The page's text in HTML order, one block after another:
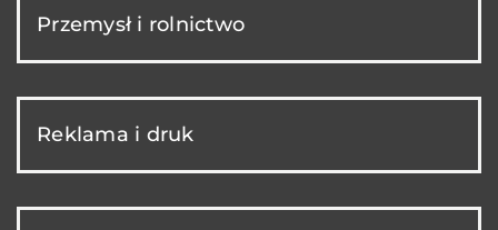
Przemysł i rolnictwo
Reklama i druk